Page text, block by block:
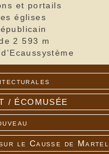
et portails
églises
2 593 m
/ ÉCOMUSÉE
le Causse de Martel